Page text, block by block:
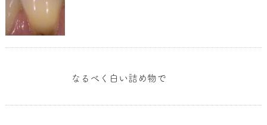
なるべく白い詰め物で